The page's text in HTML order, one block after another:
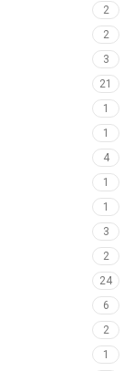
2
2
3
21
1
1
4
1
1
3
2
24
6
2
1